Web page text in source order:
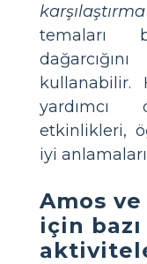
temaları
kullanabilir.
etkinlikleri,
iyi
Amos
için bazı